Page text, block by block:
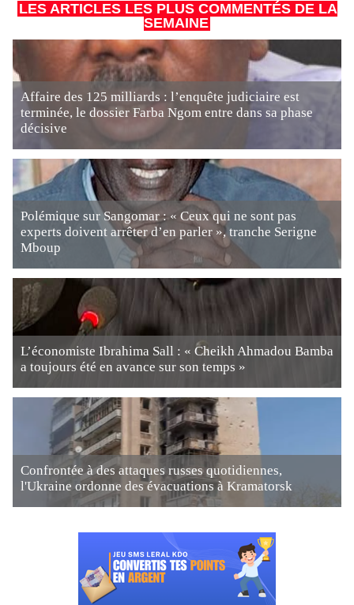
LES ARTICLES LES PLUS COMMENTÉS DE LA
SEMAINE
Affaire des 125 milliards : l’enquête judiciaire est
terminée, le dossier Farba Ngom entre dans sa phase
décisive
Polémique sur Sangomar : « Ceux qui ne sont pas
experts doivent arrêter d’en parler », tranche Serigne
Mboup
L’économiste Ibrahima Sall : « Cheikh Ahmadou Bamba
a toujours été en avance sur son temps »
Confrontée à des attaques russes quotidiennes,
l'Ukraine ordonne des évacuations à Kramatorsk